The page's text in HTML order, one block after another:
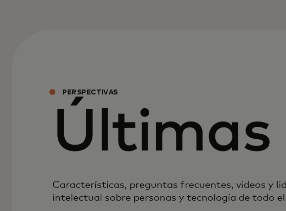
PERSPECTIVAS
Características, preguntas frecuentes, videos y
intelectual sobre personas y tecnología de todo